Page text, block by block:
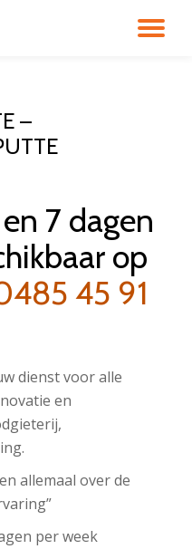
–
7 dagen
op
45 91
dienst voor alle
en
allemaal over de
per week